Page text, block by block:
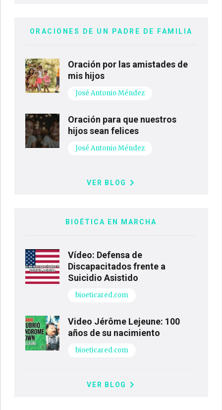
ORACIONES DE UN PADRE DE FAMILIA
Oración por las amistades de
mis hijos
José Antonio Méndez
Oración para que nuestros
hijos sean felices
José Antonio Méndez
VER BLOG
BIOÉTICA EN MARCHA
Vídeo: Defensa de
Discapacitados frente a
Suicidio Asistido
bioeticared.com
Video Jérôme Lejeune: 100
años de su nacimiento
bioeticared.com
VER BLOG